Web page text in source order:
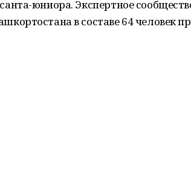
юниора. Экспертное
в составе 64 человек